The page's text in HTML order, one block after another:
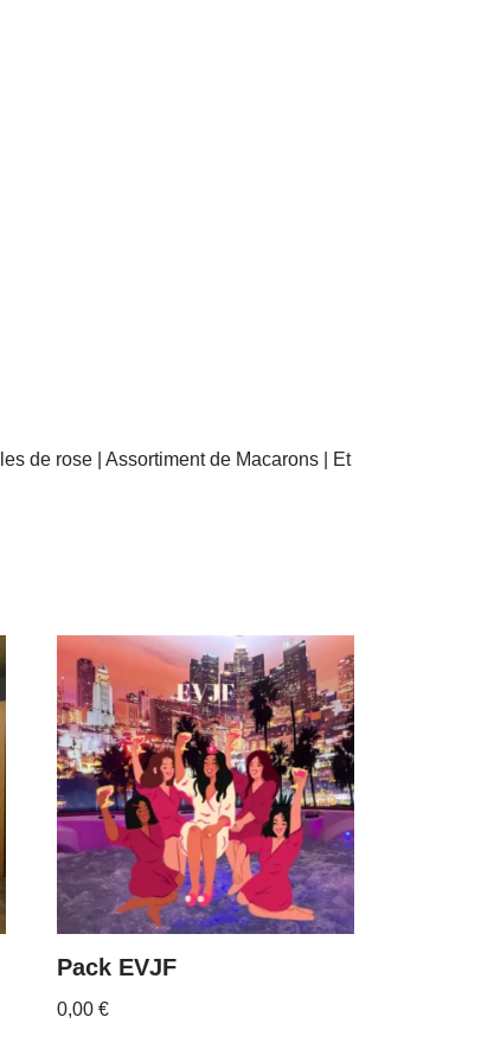
de rose | Assortiment de Macarons | Et
Pack EVJF
0,00€